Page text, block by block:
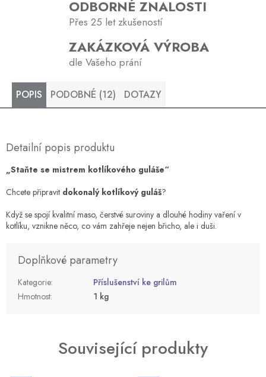
ODBORNÉ ZNALOSTI
Přes 25 let zkušeností
ZAKÁZKOVÁ VÝROBA
dle Vašeho prání
POPIS PODOBNÉ (12) DOTAZY
Detailní popis produktu
„Staňte se mistrem kotlíkového guláše“
Chcete připravit dokonalý kotlíkový guláš?
Když se spojí kvalitní maso, čerstvé suroviny a dlouhé hodiny vaření v
kotlíku, vznikne něco, co vám zahřeje nejen břicho, ale i duši.
Doplňkové parametry
Kategorie:
Příslušenství ke grilům
Hmotnost: 1 kg
Související produkty